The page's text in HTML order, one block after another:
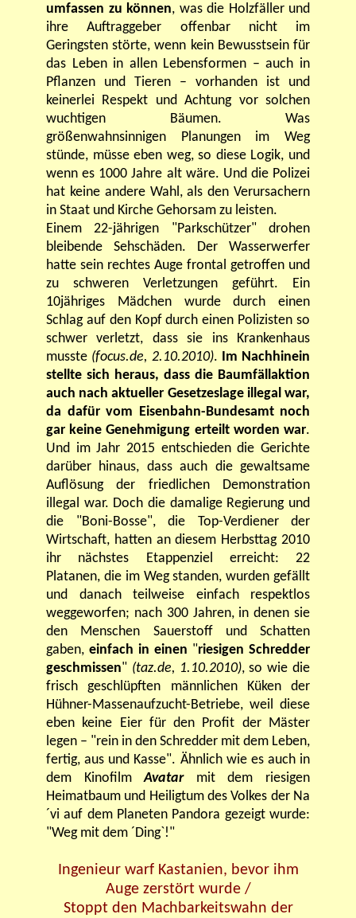
umfassen zu können, was die Holzfäller und
ihre Auftraggeber offenbar nicht im
Geringsten störte, wenn kein Bewusstsein für
das Leben in allen Lebensformen – auch in
Pflanzen und Tieren – vorhanden ist und
keinerlei Respekt und Achtung vor solchen
wuchtigen Bäumen. Was
größenwahnsinnigen Planungen im Weg
stünde, müsse eben weg, so diese Logik, und
wenn es 1000 Jahre alt wäre. Und die Polizei
hat keine andere Wahl, als den Verursachern
in Staat und Kirche Gehorsam zu leisten.
Einem 22-jährigen "Parkschützer" drohen
bleibende Sehschäden. Der Wasserwerfer
hatte sein rechtes Auge frontal getroffen und
zu schweren Verletzungen geführt. Ein
10jähriges Mädchen wurde durch einen
Schlag auf den Kopf durch einen Polizisten so
schwer verletzt, dass sie ins Krankenhaus
musste (focus.de, 2.10.2010). Im Nachhinein
stellte sich heraus, dass die Baumfällaktion
auch nach aktueller Gesetzeslage illegal war,
da dafür vom Eisenbahn-Bundesamt noch
gar keine Genehmigung erteilt worden war.
Und im Jahr 2015 entschieden die Gerichte
darüber hinaus, dass auch die gewaltsame
Auflösung der friedlichen Demonstration
illegal war. Doch die damalige Regierung und
die "Boni-Bosse", die Top-Verdiener der
Wirtschaft, hatten an diesem Herbsttag 2010
ihr nächstes Etappenziel erreicht: 22
Platanen, die im Weg standen, wurden gefällt
und danach teilweise einfach respektlos
weggeworfen; nach 300 Jahren, in denen sie
den Menschen Sauerstoff und Schatten
gaben, einfach in einen "riesigen Schredder
geschmissen" (taz.de, 1.10.2010), so wie die
frisch geschlüpften männlichen Küken der
Hühner-Massenaufzucht-Betriebe, weil diese
eben keine Eier für den Profit der Mäster
legen – "rein in den Schredder mit dem Leben,
fertig, aus und Kasse". Ähnlich wie es auch in
dem KinofilmAvatar
mit dem riesigen
Heimatbaum und Heiligtum des Volkes der Na
´vi auf dem Planeten Pandora gezeigt wurde:
"Weg mit dem ´Ding`!"
Ingenieur warf Kastanien, bevor ihm
Auge zerstört wurde /
Stoppt den Machbarkeitswahn der